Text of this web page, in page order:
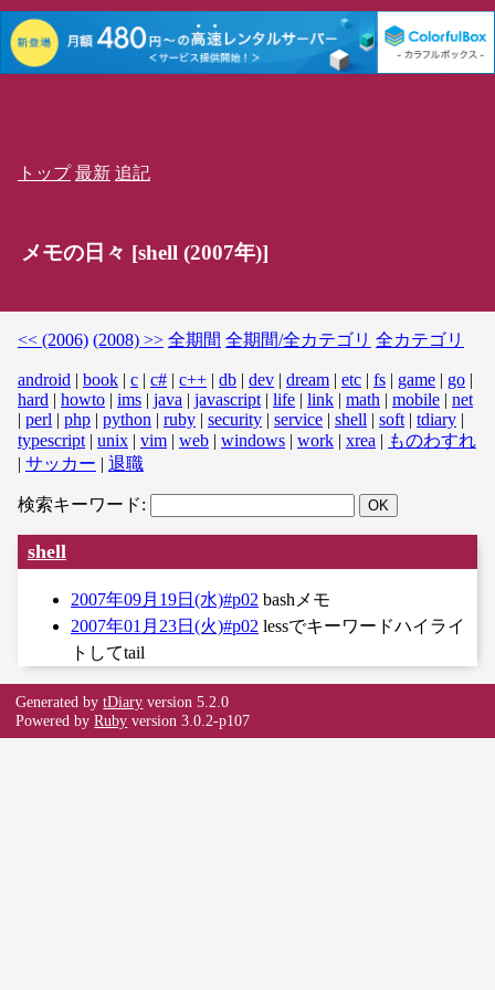
トップ 最新 追記
メモの日々 [shell (2007年)]
<< (2006) (2008) >> 全期間 全期間/全カテゴリ 全カテゴリ
android | book | c | c# | c++ | db | dev | dream | etc | fs | game | go |
hard | howto | ims | java | javascript | life | link | math | mobile | net
| perl | php | python | ruby | security | service | shell | soft | tdiary |
typescript | unix | vim | web | windows | work | xrea | ものわすれ
| サッカー | 退職
検索キーワード:
shell
2007年09月19日(水)#p02 bashメモ
2007年01月23日(火)#p02 lessでキーワードハイライ
トしてtail
Generated bytDiary version 5.2.0
Powered byRuby version 3.0.2-p107